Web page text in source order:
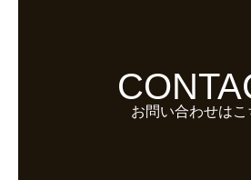
お問い合わせはこ